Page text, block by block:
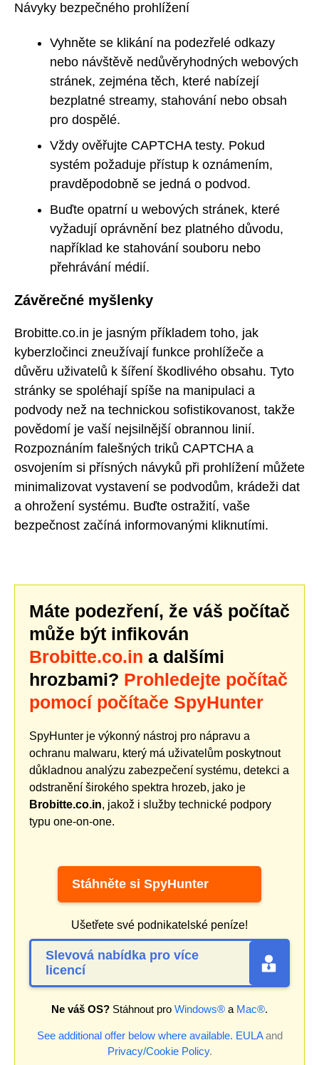
Návyky bezpečného prohlížení
Vyhněte se klikání na podezřelé odkazy
nebo návštěvě nedůvěryhodných webových
stránek, zejména těch, které nabízejí
bezplatné streamy, stahování nebo obsah
pro dospělé.
Vždy ověřujte CAPTCHA testy. Pokud
systém požaduje přístup k oznámením,
pravděpodobně se jedná o podvod.
Buďte opatrní u webových stránek, které
vyžadují oprávnění bez platného důvodu,
například ke stahování souboru nebo
přehrávání médií.
Závěrečné myšlenky
Brobitte.co.in je jasným příkladem toho, jak
kyberzločinci zneužívají funkce prohlížeče a
důvěru uživatelů k šíření škodlivého obsahu. Tyto
stránky se spoléhají spíše na manipulaci a
podvody než na technickou sofistikovanost, takže
povědomí je vaší nejsilnější obrannou linií.
Rozpoznáním falešných triků CAPTCHA a
osvojením si přísných návyků při prohlížení můžete
minimalizovat vystavení se podvodům, krádeži dat
a ohrožení systému. Buďte ostražití, vaše
bezpečnost začíná informovanými kliknutími.
Máte podezření, že váš počítač
může být infikován
Brobitte.co.in a dalšími
hrozbami? Prohledejte počítač
pomocí počítače SpyHunter
SpyHunter je výkonný nástroj pro nápravu a
ochranu malwaru, který má uživatelům poskytnout
důkladnou analýzu zabezpečení systému, detekci a
odstranění širokého spektra hrozeb, jako je
Brobitte.co.in, jakož i služby technické podpory
typu one-on-one.
Stáhněte si SpyHunter
Ušetřete své podnikatelské peníze!
Slevová nabídka pro více
licencí
Ne váš OS? Stáhnout pro Windows® a Mac®.
See additional offer below where available. EULAand
Privacy/Cookie Policy.